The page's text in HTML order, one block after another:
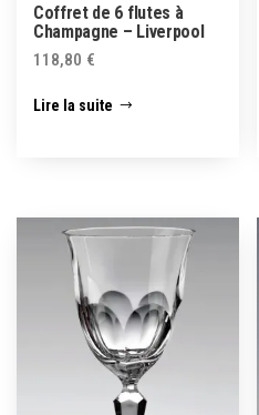
Coffret de 6 flutes à
Champagne – Liverpool
118,80 €
Lire la suite